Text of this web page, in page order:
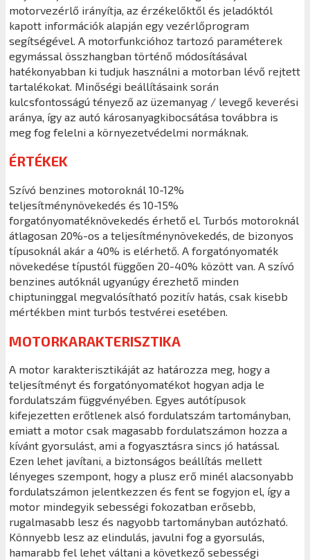
motorvezérlő irányítja, az érzékelőktől és jeladóktól
kapott információk alapján egy vezérlőprogram
segítségével. A motorfunkcióhoz tartozó paraméterek
egymással összhangban történő módosításával
hatékonyabban ki tudjuk használni a motorban lévő rejtett
tartalékokat. Minőségi beállításaink során
kulcsfontosságú tényező az üzemanyag / levegő keverési
aránya, így az autó károsanyagkibocsátása továbbra is
meg fog felelni a környezetvédelmi normáknak.
ÉRTÉKEK
Szívó benzines motoroknál 10-12%
teljesítménynövekedés és 10-15%
forgatónyomatéknövekedés érhető el. Turbós motoroknál
átlagosan 20%-os a teljesítménynövekedés, de bizonyos
típusoknál akár a 40% is elérhető. A forgatónyomaték
növekedése típustól függően 20-40% között van. A szívó
benzines autóknál ugyanúgy érezhető minden
chiptuninggal megvalósítható pozitív hatás, csak kisebb
mértékben mint turbós testvérei esetében.
MOTORKARAKTERISZTIKA
A motor karakterisztikáját az határozza meg, hogy a
teljesítményt és forgatónyomatékot hogyan adja le
fordulatszám függvényében. Egyes autótípusok
kifejezetten erőtlenek alsó fordulatszám tartományban,
emiatt a motor csak magasabb fordulatszámon hozza a
kívánt gyorsulást, ami a fogyasztásra sincs jó hatással.
Ezen lehet javítani, a biztonságos beállítás mellett
lényeges szempont, hogy a plusz erő minél alacsonyabb
fordulatszámon jelentkezzen és fent se fogyjon el, így a
motor mindegyik sebességi fokozatban erősebb,
rugalmasabb lesz és nagyobb tartományban autózható.
Könnyebb lesz az elindulás, javulni fog a gyorsulás,
hamarabb fel lehet váltani a következő sebességi